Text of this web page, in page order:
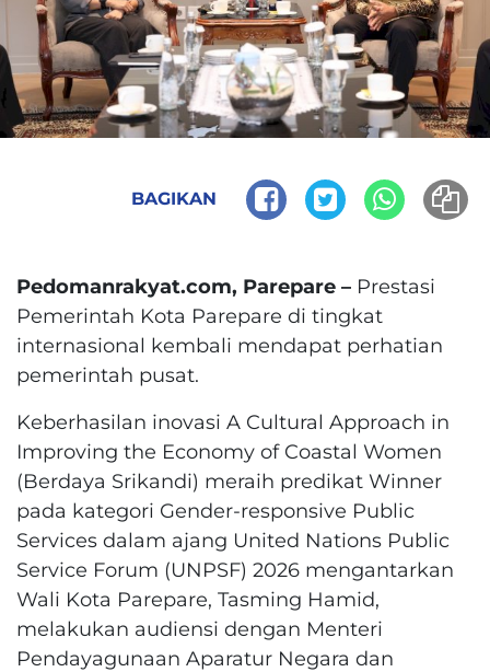
BAGIKAN
Pedomanrakyat.com, Parepare – Prestasi
Pemerintah Kota Parepare di tingkat
internasional kembali mendapat perhatian
pemerintah pusat.
Keberhasilan inovasi A Cultural Approach in
Improving the Economy of Coastal Women
(Berdaya Srikandi) meraih predikat Winner
pada kategori Gender-responsive Public
Services dalam ajang United Nations Public
Service Forum (UNPSF) 2026 mengantarkan
Wali Kota Parepare, Tasming Hamid,
melakukan audiensi dengan Menteri
Pendayagunaan Aparatur Negara dan